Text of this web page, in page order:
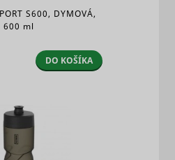
S600, DYMOVÁ,
600 ml
DO KOŠÍKA